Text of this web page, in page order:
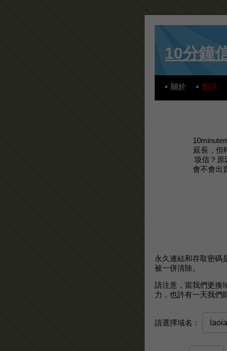
10分鐘
關於 翻譯
延長，但
圾信？原
會不會出
永久連結和存取密碼
被一併清除。
請注意，當我們更換
力，也許有一天我們
請選擇域名：